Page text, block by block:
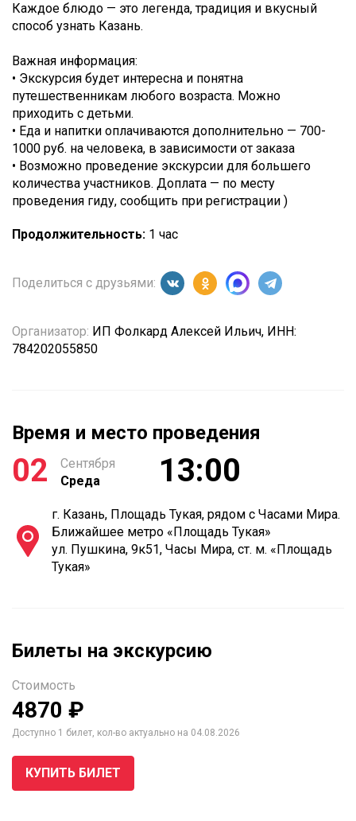
Каждое блюдо — это легенда, традиция и вкусный
способ узнать Казань.
Важная информация:
• Экскурсия будет интересна и понятна
путешественникам любого возраста. Можно
приходить с детьми.
• Еда и напитки оплачиваются дополнительно — 700-
1000 руб. на человека, в зависимости от заказа
• Возможно проведение экскурсии для большего
количества участников. Доплата — по месту
проведения гиду, сообщить при регистрации )
Продолжительность: 1 час
Поделиться с друзьями:
Организатор: ИП Фолкард Алексей Ильич, ИНН:
784202055850
Время и место проведения
02
Сентября
Среда
13:00
г. Казань, Площадь Тукая, рядом с Часами Мира.
Ближайшее метро «Площадь Тукая»
ул. Пушкина, 9к51, Часы Мира, ст. м. «Площадь
Тукая»
Билеты на экскурсию
Стоимость
4870 ₽
Доступно 1 билет, кол-во актуально на 04.08.2026
КУПИТЬ БИЛЕТ